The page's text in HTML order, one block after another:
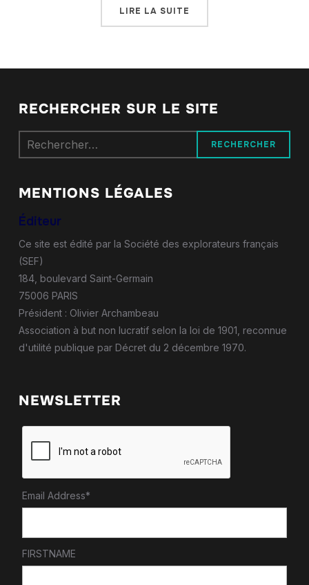
LIRE LA SUITE
RECHERCHER SUR LE SITE
Rechercher :
MENTIONS LÉGALES
Éditeur
Ce site est édité par la Société des explorateurs français
(SEF)
184, boulevard Saint-Germain
75006 PARIS
Président : Olivier Archambeau
Association à but non lucratif selon la loi de 1901, reconnue
d'utilité publique par Décret du 2 décembre 1970.
NEWSLETTER
Email Address*
FIRSTNAME